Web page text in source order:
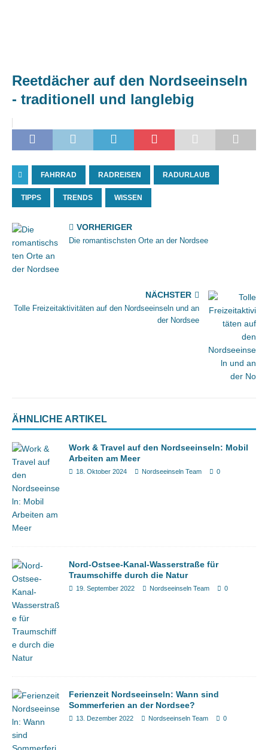
Reetdächer auf den Nordseeinseln
- traditionell und langlebig
FAHRRAD RADREISEN RADURLAUB
TIPPS TRENDS WISSEN
VORHERIGER
Die romantischsten Orte an der Nordsee
NÄCHSTER
Tolle Freizeitaktivitäten auf den Nordseeinseln und an
der Nordsee
ÄHNLICHE ARTIKEL
Work & Travel auf den Nordseeinseln: Mobil
Arbeiten am Meer
18. Oktober 2024 Nordseeinseln Team 0
Nord-Ostsee-Kanal-Wasserstraße für
Traumschiffe durch die Natur
19. September 2022 Nordseeinseln Team 0
Ferienzeit Nordseeinseln: Wann sind
Sommerferien an der Nordsee?
13. Dezember 2022 Nordseeinseln Team 0